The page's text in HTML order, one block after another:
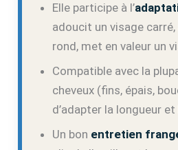
Elle participe à l’
adoucit un visage
rond, met en valeur un
Compatible avec la
cheveux (fins, épais,
d’adapter la longueur et
Un bon entretien